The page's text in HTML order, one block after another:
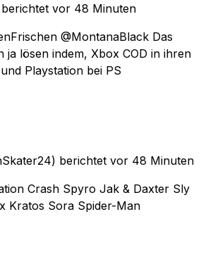
berichtet vor 48 Minuten
@MontanaBlack Das
ja lösen indem, Xbox COD in ihren
Playstation bei PS
berichtet vor 48 Minuten
Crash Spyro Jak & Daxter Sly
Kratos Sora Spider-Man